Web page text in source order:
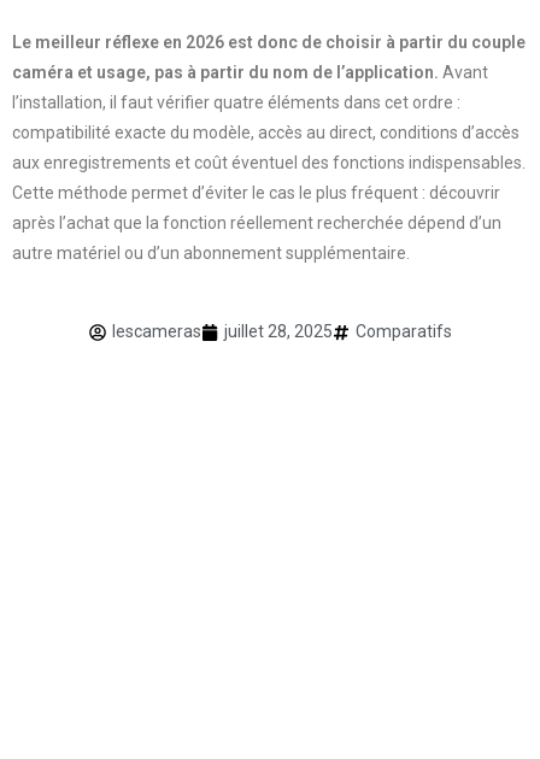
Le meilleur réflexe en 2026 est donc de choisir à partir du couple
caméra et usage, pas à partir du nom de l’application. Avant
l’installation, il faut vérifier quatre éléments dans cet ordre :
compatibilité exacte du modèle, accès au direct, conditions d’accès
aux enregistrements et coût éventuel des fonctions indispensables.
Cette méthode permet d’éviter le cas le plus fréquent : découvrir
après l’achat que la fonction réellement recherchée dépend d’un
autre matériel ou d’un abonnement supplémentaire.
lescameras juillet 28, 2025 Comparatifs